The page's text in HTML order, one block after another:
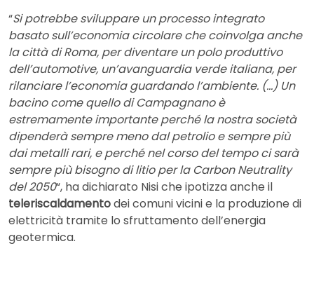
“Si potrebbe sviluppare un processo integrato
basato sull’economia circolare che coinvolga anche
la città di Roma, per diventare un polo produttivo
dell’automotive, un’avanguardia verde italiana, per
rilanciare l’economia guardando l’ambiente. (…) Un
bacino come quello di Campagnano è
estremamente importante perché la nostra società
dipenderà sempre meno dal petrolio e sempre più
dai metalli rari, e perché nel corso del tempo ci sarà
sempre più bisogno di litio per la Carbon Neutrality
del 2050“, ha dichiarato Nisi che ipotizza anche il
teleriscaldamentodei comuni vicini e la produzione di
elettricità tramite lo sfruttamento dell’energia
geotermica.